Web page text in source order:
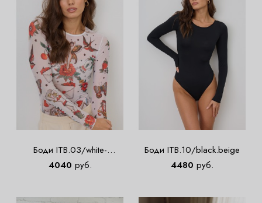
Боди ITB.03/white-
OLDSCHOOL
4040 руб.
Боди ITB.10/black.beige
4480 руб.